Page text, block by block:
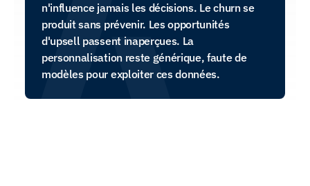
n'influence jamais les décisions. Le churn se
produit sans prévenir. Les opportunités
d'upsell passent inaperçues. La
personnalisation reste générique, faute de
modèles pour exploiter ces données.